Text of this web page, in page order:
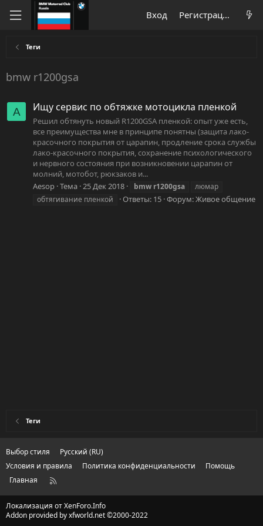
Вход Регистрация
Теги
bmw r1200gsa
A Ищу сервис по обтяжке мотоцикла пленкой
Решил обтянуть новый R1200GSA пленкой: опыт уже есть,
все преимущества мне в принципе понятны (защита лако-
красочного покрытия от царапин, продление срока службы
лако-красочного покрытия, сохранение психологического
и нервного состояния при возникновении царапин от
молний, мотобот, рюкзаков и...
Aesop Тема 25 Дек 2018 bmw r1200gsa
люмар
обтягивание пленкой
Ответы: 15 Форум:Живое общение
Теги
Выбор стиля
Русский (RU)
Условия и правила
Политика конфиденциальности
Помощь
Главная
R
Локализация отXenForo.Info
Addon provided by xfworld.net ©2000-2022